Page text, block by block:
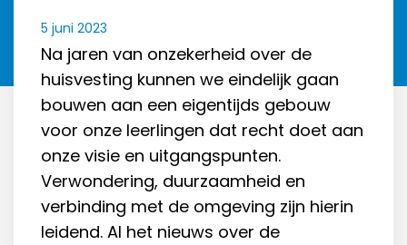
5 juni 2023
Na jaren van onzekerheid over de
huisvesting kunnen we eindelijk gaan
bouwen aan een eigentijds gebouw
voor onze leerlingen dat recht doet aan
onze visie en uitgangspunten.
Verwondering, duurzaamheid en
verbinding met de omgeving zijn hierin
leidend. Al het nieuws over de